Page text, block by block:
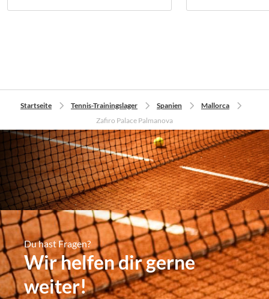
Startseite Tennis-Trainingslager Spanien
Mallorca
Zafiro Palace Palmanova
Du hast Fragen?
Wir helfen dir gerne
weiter!